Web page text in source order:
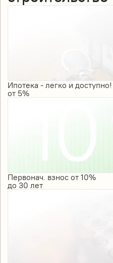
Ипотека - легко и доступно!
от 5%
Первонач. взнос от 10%
до30 лет